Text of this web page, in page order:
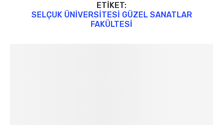
ETIKET:
SELÇUK ÜNIVERSITESI GÜZEL SANATLAR
FAKÜLTESI